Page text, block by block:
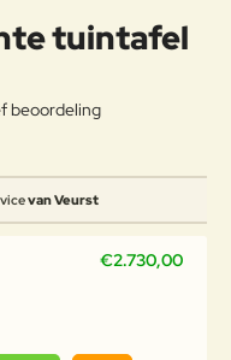
tuintafel
van Veurst
beoordeling
€2.730,00